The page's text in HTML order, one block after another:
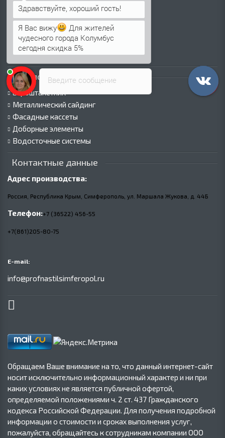
Профнастил для забора
Стеновой профнастил
Кровельные сэндвич-панели
Стеновые сэндвич-панели
Металлочерепица
Каталог продукции
Евроштакетник
Металлический сайдинг
Фасадные кассеты
Доборные элементы
Водосточные системы
Контактные данные
Адрес производства:
Россия, Республика Крым, Симферополь, ул. Маршала Жукова, д. 44Б
Телефон:+7 (36522) 456-55
+7(861)205-80-75
E-mail:
info@profnastilsimferopol.ru
Обращаем Ваше внимание на то, что данный интернет-сайт
носит исключительно информационный характер и ни при
каких условиях не является публичной офертой,
определяемой положениями ч. 2 ст. 437 Гражданского
кодекса Российской Федерации. Для получения подробной
информации о стоимости и сроках выполнения услуг,
пожалуйста, обращайтесь к сотрудникам компании ООО
Введите сообщение
Я Вас вижу
Для жителей
чудесного города Колумбус
сегодня скидка 5%